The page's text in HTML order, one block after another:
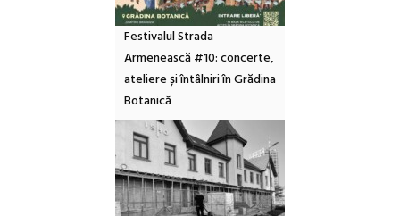
Festivalul Strada
Armenească #10: concerte,
ateliere și întâlniri în Grădina
Botanică